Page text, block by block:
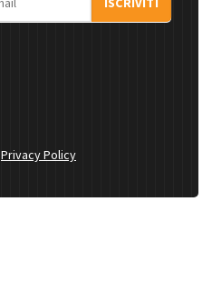
ISCRIVITI
Privacy Policy